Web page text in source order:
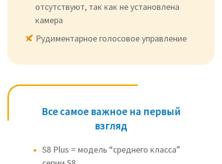
отсутствуют, так как не установлена
камера
Рудиментарное голосовое управление
Все самое важное на первый
взгляд
S8 Plus = модель “среднего класса”